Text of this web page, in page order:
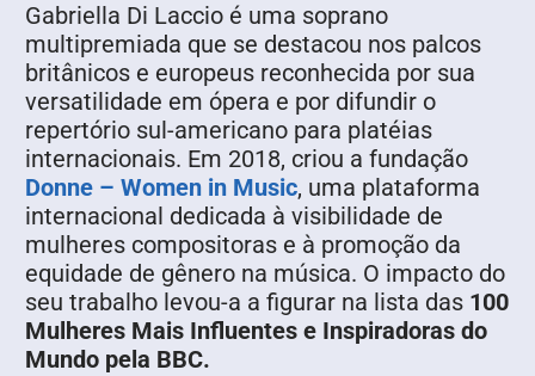
Gabriella Di Laccio é uma soprano
multipremiada que se destacou nos palcos
britânicos e europeus reconhecida por sua
versatilidade em ópera e por difundir o
repertório sul-americano para platéias
internacionais. Em 2018, criou a fundação
Donne – Women in Music, uma plataforma
internacional dedicada à visibilidade de
mulheres compositoras e à promoção da
equidade de gênero na música. O impacto do
seu trabalho levou-a a figurar na lista das 100
Mulheres Mais Influentes e Inspiradoras do
Mundo pela BBC.